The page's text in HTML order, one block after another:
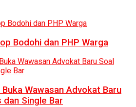
Bodohi dan PHP Warga
Wawasan Advokat Baru
Single Bar